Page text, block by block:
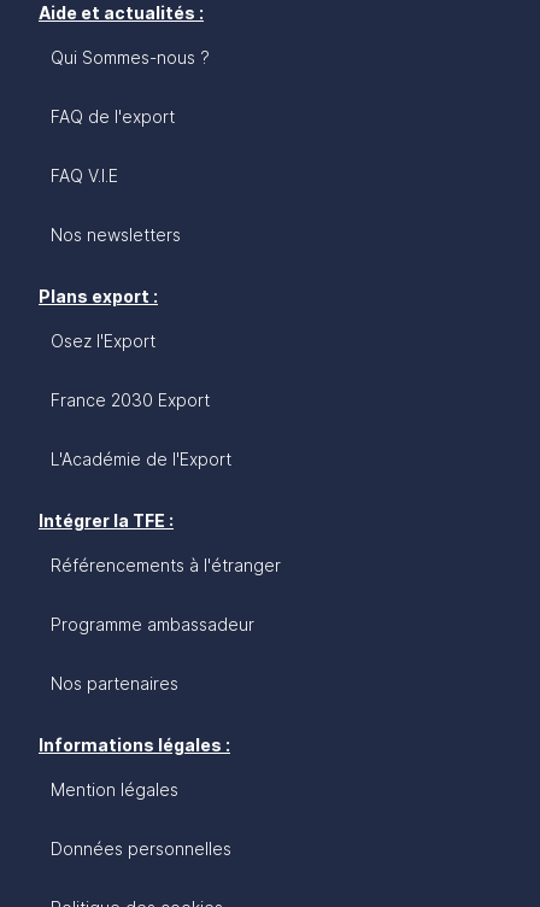
Aide et actualités :
Qui Sommes-nous ?
FAQ de l'export
FAQ V.I.E
Nos newsletters
Plans export :
Osez l'Export
France 2030 Export
L'Académie de l'Export
Intégrer la TFE :
Référencements à l'étranger
Programme ambassadeur
Nos partenaires
Informations légales :
Mention légales
Données personnelles